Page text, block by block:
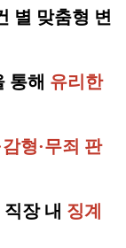
별 맞춤형 변
통해 유리한
형·무죄 판
장 내 징계